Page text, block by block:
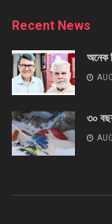
Recent News
অনেক
৩০